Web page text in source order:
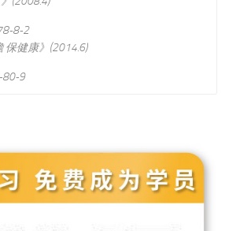
78-8-2
保健康》(2014.6)
80-9